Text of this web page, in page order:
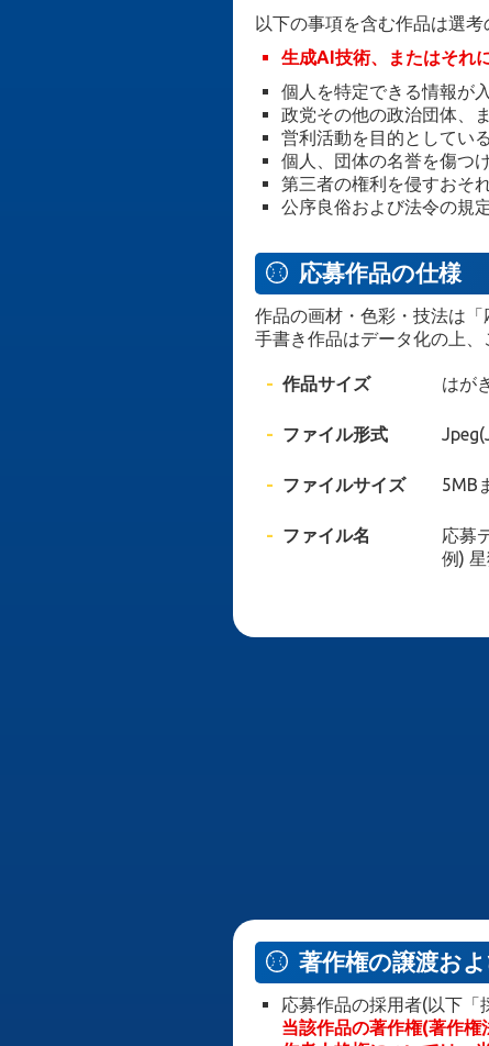
以下の事項を含む作品は選考
生成AI技術、またはそれ
個人を特定できる情報が
政党その他の政治団体、
営利活動を目的としてい
個人、団体の名誉を傷つ
第三者の権利を侵すおそ
公序良俗および法令の規
応募作品の仕様
作品の画材・色彩・技法は
手書き作品はデータ化の上、
作品サイズ はが
ファイル形式
ファイルサイズ 5MB
ファイル名
応募
例)
著作権の譲渡お
応募作品の採用者(以下「
当該作品の著作権(著作